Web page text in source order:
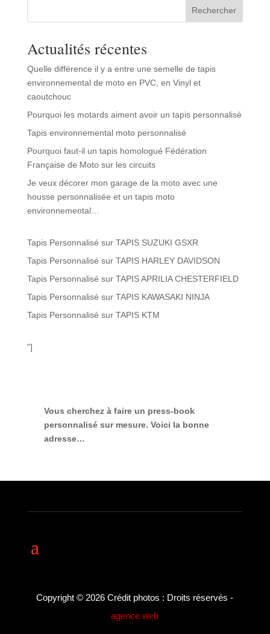
Rechercher
Actualités récentes
Quelle différence il y a entre une semelle de tapis
environnemental de moto en PVC, en Vinyl et
caoutchouc
Pourquoi les motards aiment avoir un tapis personnalisé
Tapis environnemental moto personnalisé
Pourquoi faut-il un tapis homologué Fédération
Française de Moto sur les circuits
Je veux décorer mon garage de la moto avec une
housse personnalisée et un tapis moto
environnemental…
Tapis Personnalisé sur TAPIS SUZUKI GSXR
Tapis Personnalisé sur TAPIS HARLEY DAVIDSON
Tapis Personnalisé sur TAPIS APRILIA CHESTERFIELD
Tapis Personnalisé sur TAPIS KAWASAKI NINJA
Tapis Personnalisé sur TAPIS KTM
"]
Vous cherchez à faire un press-book
personnalisé sur mesure. Voici la bonne
adresse…
Copyright © 2026 Crédit photos : Droits réservés -
agence web